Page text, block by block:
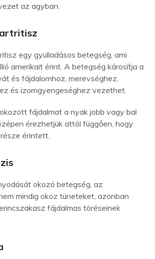
az agyban.
egy gyulladásos betegség, ami
amerikait érint. A betegség károsítja a
és fájdalomhoz, merevséghez,
és izomgyengeséghez vezethet.
fájdalmat a nyak jobb vagy bal
érezhetjük attól függően, hogy
érintett.
okozó betegség, az
mindig okoz tüneteket, azonban
fájdalmas töréseinek